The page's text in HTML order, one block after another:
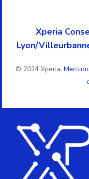
Xperia
Lyon/
© 2024 Xperia.